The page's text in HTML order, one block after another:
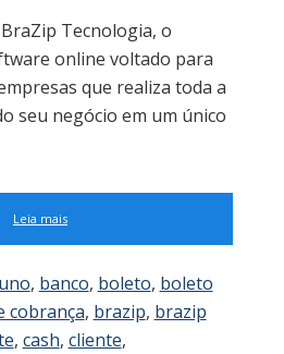
Tecnologia, o
online voltado para
que realiza toda a
seu negócio em um único
Leia mais
, banco, boleto, boleto
cobrança, brazip, brazip
, cash, cliente,